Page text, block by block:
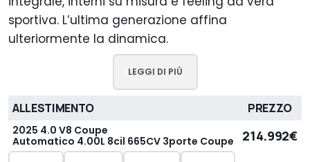
sportiva. L’ultima generazione affina
ulteriormente la dinamica.
LEGGI DI PIÙ
ALLESTIMENTO PREZZO
2025 4.0 V8 Coupe
Automatico 4.00L 8cil 665CV 3porte Coupe
214.992€